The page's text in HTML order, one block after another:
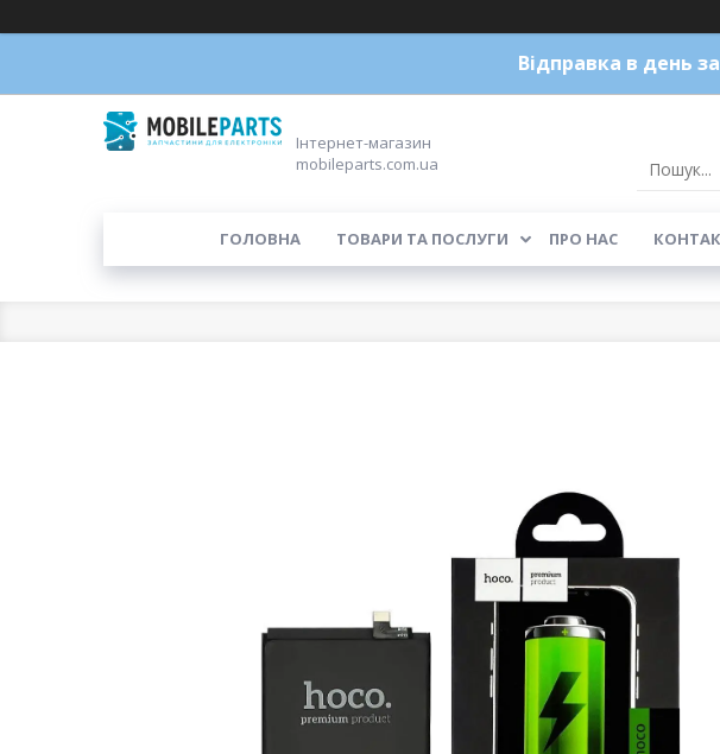
Відправка в день
Інтернет-магазин
mobileparts.com.ua
ГОЛОВНА ТОВАРИ ТА ПОСЛУГИ ПРО НАС